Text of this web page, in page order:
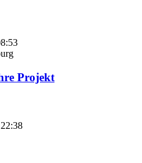
Projekt